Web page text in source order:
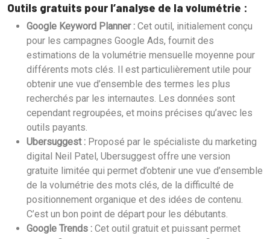
Outils gratuits pour l’analyse de la volumétrie :
Google Keyword Planner : Cet outil, initialement conçu
pour les campagnes Google Ads, fournit des
estimations de la volumétrie mensuelle moyenne pour
différents mots clés. Il est particulièrement utile pour
obtenir une vue d’ensemble des termes les plus
recherchés par les internautes. Les données sont
cependant regroupées, et moins précises qu’avec les
outils payants.
Ubersuggest : Proposé par le spécialiste du marketing
digital Neil Patel, Ubersuggest offre une version
gratuite limitée qui permet d’obtenir une vue d’ensemble
de la volumétrie des mots clés, de la difficulté de
positionnement organique et des idées de contenu.
C’est un bon point de départ pour les débutants.
Google Trends : Cet outil gratuit et puissant permet